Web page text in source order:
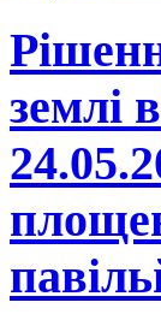
землі